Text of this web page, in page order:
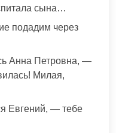
сына…
подадим через
Анна Петровна, —
Милая,
Евгений, — тебе